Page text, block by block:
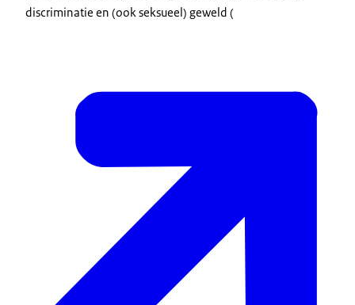
discriminatie en (ook seksueel) geweld (